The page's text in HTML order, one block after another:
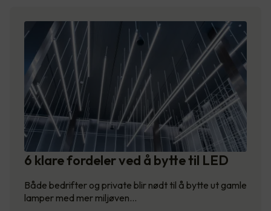
6 klare fordeler ved å bytte til LED
Både bedrifter og private blir nødt til å bytte ut gamle
lamper med mer miljøven…